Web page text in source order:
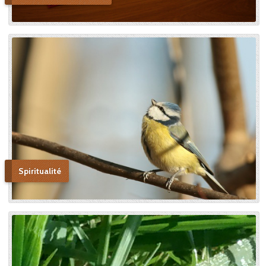
autels, mais l’instrument dont
le bon Dieu s’était servi pour
montrer aux âmes “la voie de
l’enfance spirituelle” afin qu’il
produise tout l’effet pour
lequel il avait été créé. » En
promulguant le décret sur
l’héroïcité des vertus de
Thérèse, le pape Benoît XV
saluera cette « voie de la
confiance et de l’abandon ».
Bonne lecture pour aller de
découvertes en découvertes.
« Autobiographie de la sœur
et novice de la Petite
Thérèse. Histoire d’un tison
arraché du feu. » Edition du
Carmel. 386 pages. 20 Euros
Spiritualité